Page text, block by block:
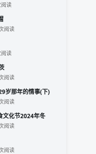
阅读
阅读
阅读
阅读
岁那年的情事(下)
阅读
文化节2024年冬
阅读
阅读